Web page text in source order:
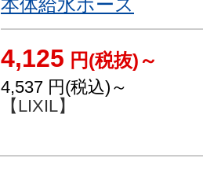
本体給水ホース
4,125 円(税抜)～
4,537 円(税込)～
【LIXIL】